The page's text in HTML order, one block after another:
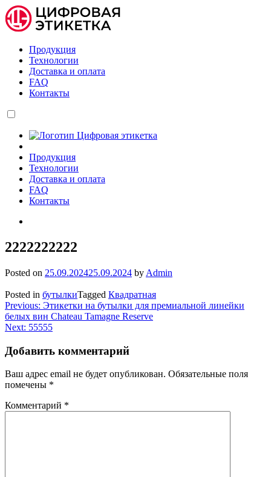
Продукция
Технологии
Доставка и оплата
FAQ
Контакты
Продукция
Технологии
Доставка и оплата
FAQ
Контакты
2222222222
Posted on 25.09.202425.09.2024 by Admin
Posted in бутылкиTagged Квадратная
Навигация
по
Previous: Этикетки на бутылки для премиальной линейки
белых вин Chateau Tamagne Reserve
Next: 55555
Добавить комментарий
Ваш адрес email не будет опубликован. Обязательные поля
помечены *
Комментарий *